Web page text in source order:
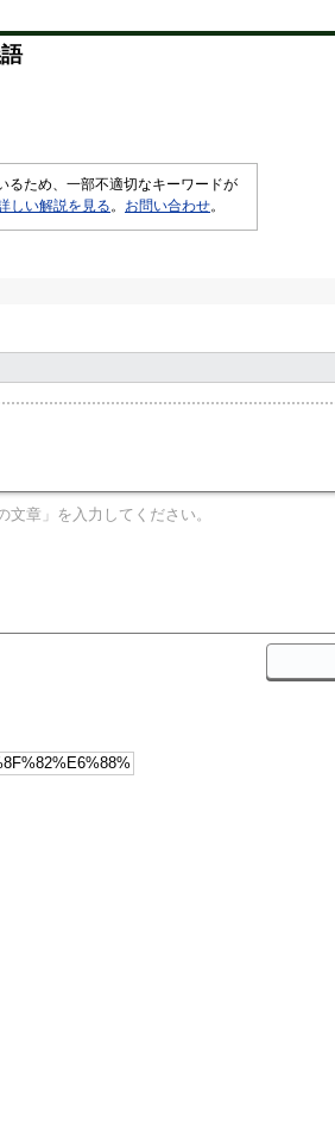
るため、一部不適切なキーワードが
しい解説を見る 。 お問い合わせ。